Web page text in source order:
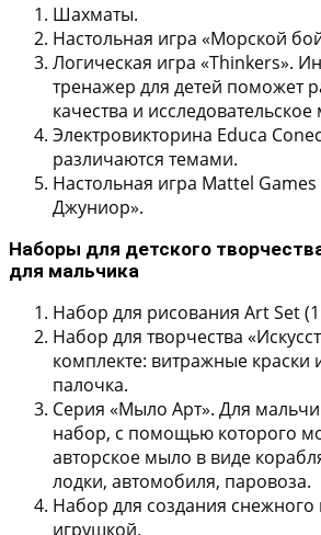
Шахматы.
Настольная игра «Морской
Логическая игра «Thinkers».
тренажер для детей поможет
качества и
Электровикторина Educa
различаются темами.
Настольная игра Mattel
Джуниор».
Наборы для детского
для мальчика
Набор для рисования Art Set
Набор для творчества
комплекте: витражные краски
палочка.
Серия «Мыло Арт». Для
набор, с помощью которого
авторское мыло в виде
лодки, автомобиля, паровоза.
Набор для создания
игрушкой.